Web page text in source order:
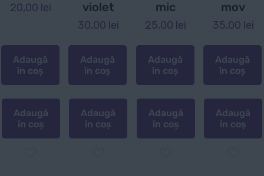
20,00 lei
Adaugă
în coș
Adaugă
în coș
violet
30,00 lei
Adaugă
în coș
Adaugă
în coș
mic
25,00 lei
Adaugă
în coș
Adaugă
în coș
mov
35,00 lei
Adaugă
în coș
Adaugă
în coș